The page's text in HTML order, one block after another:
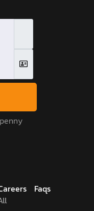
Faqs